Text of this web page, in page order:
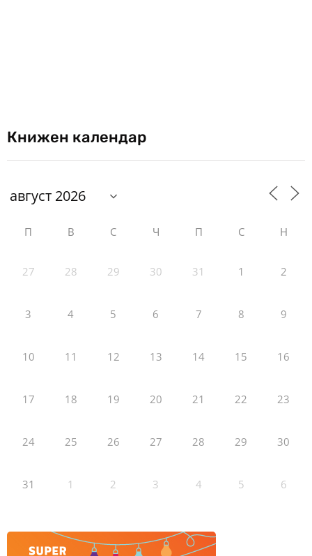
Книжен календар
П В С Ч П С Н
27 28 29 30 31 1 2
3 4 5 6 7 8 9
10 11 12 13 14 15 16
17 18 19 20 21 22 23
24 25 26 27 28 29 30
31 1 2 3 4 5 6